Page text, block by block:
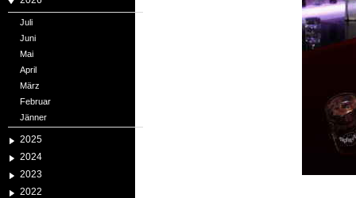
Juli
Juni
Mai
April
März
Februar
Jänner
2025
2024
2023
2022